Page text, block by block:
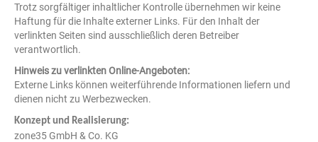
Trotz sorgfältiger inhaltlicher Kontrolle übernehmen wir keine
Haftung für die Inhalte externer Links. Für den Inhalt der
verlinkten Seiten sind ausschließlich deren Betreiber
verantwortlich.
Hinweis zu verlinkten Online-Angeboten:
Externe Links können weiterführende Informationen liefern und
dienen nicht zu Werbezwecken.
Konzept und Realisierung:
zone35 GmbH & Co. KG